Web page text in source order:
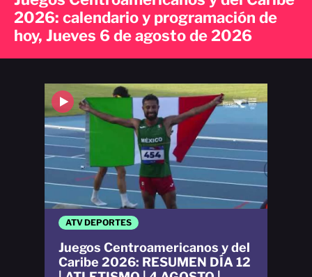
2026: calendario y programación de
hoy, Jueves 6 de agosto de 2026
ATV DEPORTES
Juegos Centroamericanos y del
Caribe 2026: RESUMEN DÍA 12